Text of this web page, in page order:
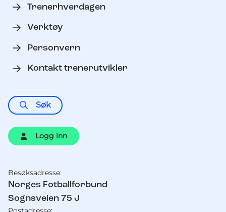
Trenerhverdagen
Verktøy
Personvern
Kontakt trenerutvikler
Søk
Logg inn
Kontaktinformasjon
Besøksadresse:
Norges Fotballforbund
Sognsveien 75 J